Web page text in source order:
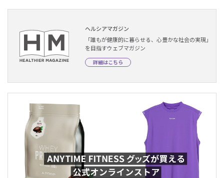
ヘルシアマガジン
「誰もが健康的に暮らせる、心豊かな社会の実現」
を目指すウェブマガジン
詳細はこちら